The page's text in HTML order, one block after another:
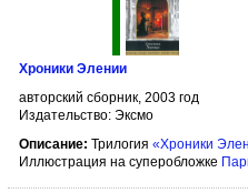
Хроники Элении
авторский сборник, 2003 год
Издательство: Эксмо
Описание: Трилогия «Хроники
Иллюстрация на суперобложке